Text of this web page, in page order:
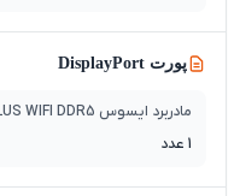
پورت DisplayPort
مادربرد ایسوس TUF GAMING B860-PLUS WIFI DDR5
1 عدد